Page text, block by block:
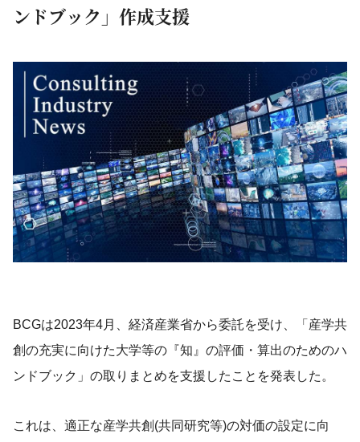
ンドブック」作成支援
BCGは2023年4月、経済産業省から委託を受け、「産学共
創の充実に向けた大学等の『知』の評価・算出のためのハ
ンドブック」の取りまとめを支援したことを発表した。
これは、適正な産学共創(共同研究等)の対価の設定に向